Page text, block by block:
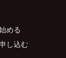
める
し込む